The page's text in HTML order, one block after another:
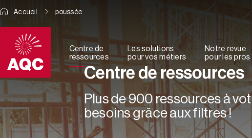
Centre de
ressources
Les solutions
pour vos métiers
Notre revue
pour les pros
Accueil poussée
Centre de ressources
Plus de 900 ressources à
besoins grâce aux filtres !